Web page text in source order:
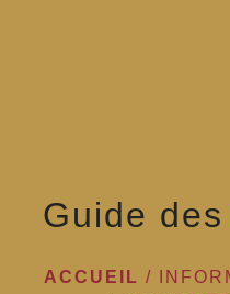
Guide
ACCUEIL /